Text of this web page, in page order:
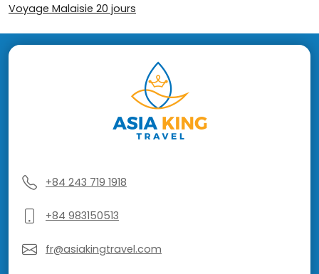
Voyage Malaisie 20 jours
+84 243 719 1918
+84 983150513
fr@asiakingtravel.com